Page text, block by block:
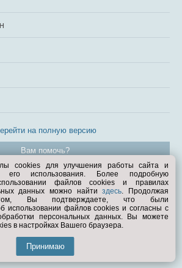
на полную версию
Вам помочь?
© Exist.ru 1998—2026
cookies для улучшения работы сайта и
его использования. Более подробную
файлов cookies и правилах
данных можно найтиздесь. Продолжая
Вы подтверждаете, что были
использовании файлов cookies и согласны с
персональных данных. Вы можете
в настройках Вашего браузера.
Принимаю